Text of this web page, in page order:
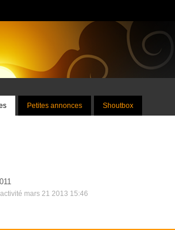
Petites annonces Shoutbox
mars 21 2013 15:46